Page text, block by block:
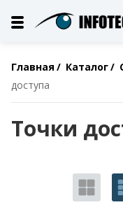
Главная Каталог
доступа
Точки